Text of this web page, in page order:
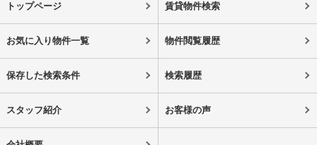
トップページ 賃貸物件検索
お気に入り物件一覧 物件閲覧履歴
保存した検索条件 検索履歴
スタッフ紹介 お客様の声